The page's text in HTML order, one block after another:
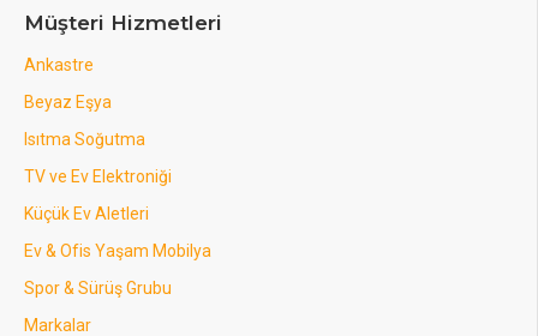
Müşteri Hizmetleri
Ankastre
Beyaz Eşya
Isıtma Soğutma
TV ve Ev Elektroniği
Küçük Ev Aletleri
Ev & Ofis Yaşam Mobilya
Spor & Sürüş Grubu
Markalar